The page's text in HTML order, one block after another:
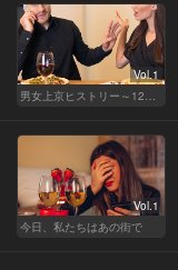
Vol.1
Vol.1
今日、私たちはあの街で